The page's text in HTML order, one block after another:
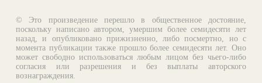
© Это произведение перешло в общественное достояние,
поскольку написано автором, умершим более семидесяти лет
назад, и опубликовано прижизненно, либо посмертно, но с
момента публикации также прошло более семидесяти лет. Оно
может свободно использоваться любым лицом без чьего-либо
согласия или разрешения и без выплаты авторского
вознаграждения.